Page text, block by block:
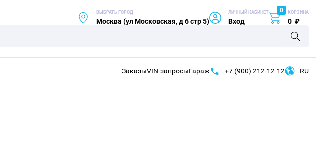
ВЫБРАТЬ ГОРОД
Москва (ул Московская, д 6 стр 5)
ЛИЧНЫЙ КАБИНЕТ
Вход
0 КОРЗИНА
0 ₽
ЗаказыVIN-запросыГараж +7 (900) 212-12-12 RU